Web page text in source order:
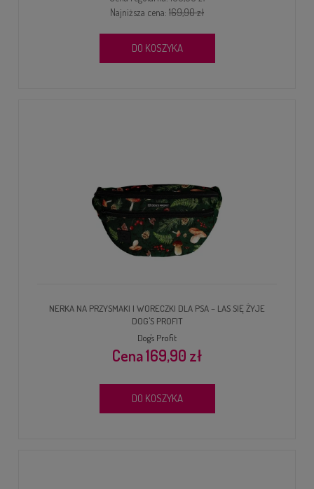
Najniższa cena: 169,90 zł
DO KOSZYKA
NERKA NA PRZYSMAKI I WORECZKI DLA PSA – LAS SIĘ ŻYJE
DOG'S PROFIT
Dog's Profit
169,90 zł
DO KOSZYKA